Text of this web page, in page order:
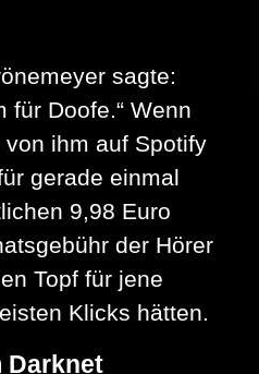
sagte:
für Doofe.“ Wenn
ihm auf Spotify
gerade einmal
9,98 Euro
der Hörer
Topf für jene
Klicks hätten.
Darknet